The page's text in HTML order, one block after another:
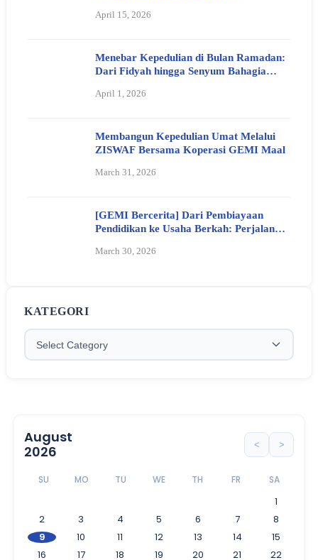
April 15, 2026
Menebar Kepedulian di Bulan Ramadan:
Dari Fidyah hingga Senyum Bahagia
April 1, 2026
Membangun Kepedulian Umat Melalui
ZISWAF Bersama Koperasi GEMI Maal
March 31, 2026
[GEMI Bercerita] Dari Pembiayaan
Pendidikan ke Usaha Berkah: Perjalanan
March 30, 2026
KATEGORI
August
2026
< >
SU MO TU WE TH FR SA
1
2
3 4 5 6 7
8
9
10 11 12 13 14
15
16
17 18 19 20 21
22